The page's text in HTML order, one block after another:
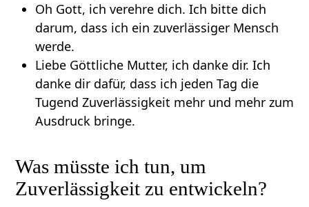
Oh Gott, ich verehre dich. Ich bitte dich
darum, dass ich ein zuverlässiger Mensch
werde.
Liebe Göttliche Mutter, ich danke dir. Ich
danke dir dafür, dass ich jeden Tag die
Tugend Zuverlässigkeit mehr und mehr zum
Ausdruck bringe.
Was müsste ich tun, um
Zuverlässigkeit zu entwickeln?